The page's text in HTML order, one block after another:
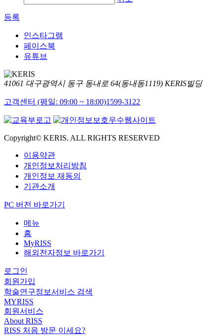
등록
인스타그램
페이스북
유튜브
41061 대구광역시 동구 동내로 64(동내동1119) KERIS빌딩
고객센터 (평일: 09:00 ~ 18:00)1599-3122
Copyright© KERIS. ALL RIGHTS RESERVED
이용약관
개인정보처리방침
개인정보 재동의
기관소개
PC 버전 바로가기
메뉴
홈
MyRISS
해외전자정보 바로가기
로그인
회원가입
학술연구정보서비스 검색
MYRISS
회원서비스
About RISS
RISS 처음 방문 이세요?